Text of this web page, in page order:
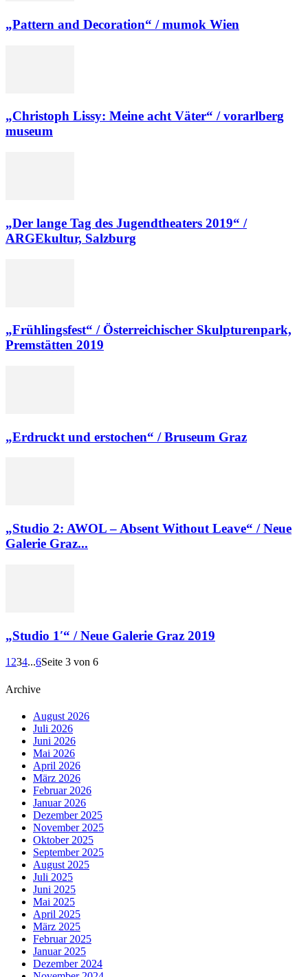
„Pattern and Decoration“ / mumok Wien
„Christoph Lissy: Meine acht Väter“ / vorarlberg
museum
„Der lange Tag des Jugendtheaters 2019“ /
ARGEkultur, Salzburg
„Frühlingsfest“ / Österreichischer Skulpturenpark,
Premstätten 2019
„Erdruckt und erstochen“ / Bruseum Graz
„Studio 2: AWOL – Absent Without Leave“ / Neue
Galerie Graz...
„Studio 1′“ / Neue Galerie Graz 2019
1 234...6Seite 3 von 6
Archive
August 2026
Juli 2026
Juni 2026
Mai 2026
April 2026
März 2026
Februar 2026
Januar 2026
Dezember 2025
November 2025
Oktober 2025
September 2025
August 2025
Juli 2025
Juni 2025
Mai 2025
April 2025
März 2025
Februar 2025
Januar 2025
Dezember 2024